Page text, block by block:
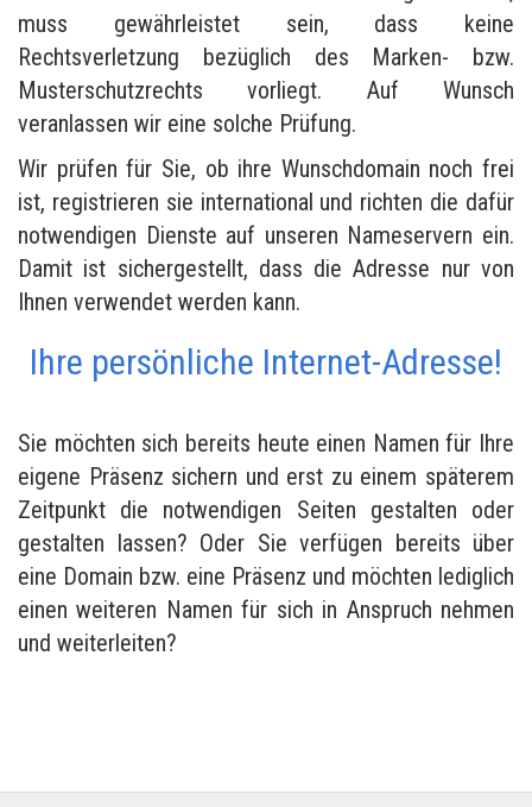
muss gewährleistet sein, dass keine
Rechtsverletzung bezüglich des Marken- bzw.
Musterschutzrechts vorliegt. Auf Wunsch
veranlassen wir eine solche Prüfung.
Wir prüfen für Sie, ob ihre Wunschdomain noch frei
ist, registrieren sie international und richten die dafür
notwendigen Dienste auf unseren Nameservern ein.
Damit ist sichergestellt, dass die Adresse nur von
Ihnen verwendet werden kann.
Ihre persönliche Internet-Adresse!
Sie möchten sich bereits heute einen Namen für Ihre
eigene Präsenz sichern und erst zu einem späterem
Zeitpunkt die notwendigen Seiten gestalten oder
gestalten lassen? Oder Sie verfügen bereits über
eine Domain bzw. eine Präsenz und möchten lediglich
einen weiteren Namen für sich in Anspruch nehmen
und weiterleiten?